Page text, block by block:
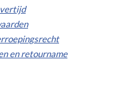
en retourname